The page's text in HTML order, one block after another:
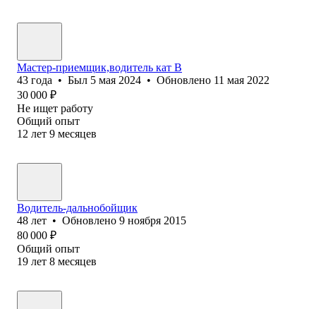
Мастер-приемщик,водитель кат В
43 года • Был 5 мая 2024 • Обновлено 11 мая 2022
30 000 ₽
Не ищет работу
Общий опыт
12 лет 9 месяцев
Водитель-дальнобойщик
48 лет • Обновлено 9 ноября 2015
80 000 ₽
Общий опыт
19 лет 8 месяцев